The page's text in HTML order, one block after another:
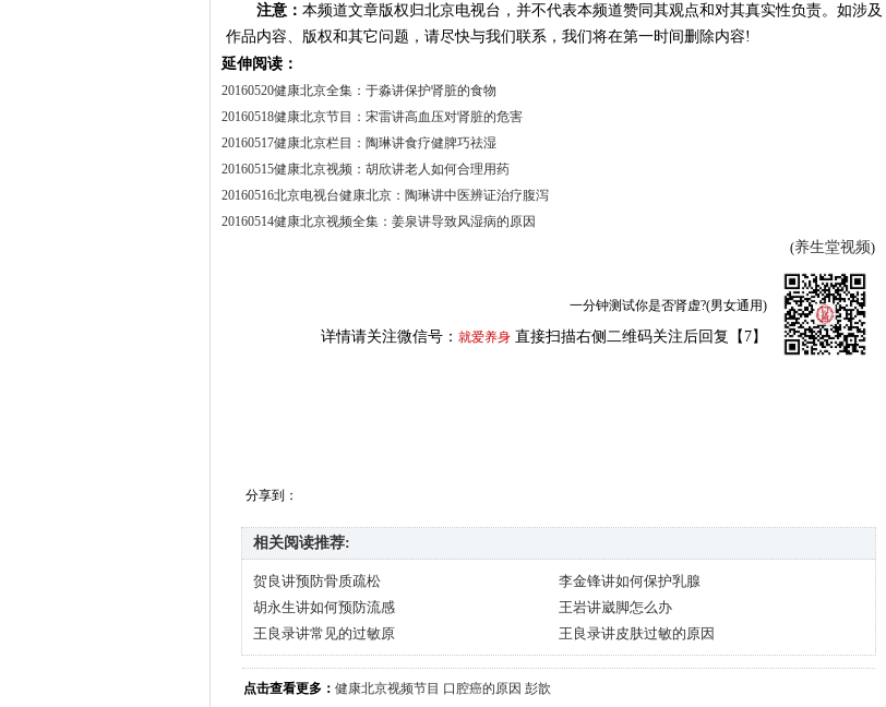
注意： 本频道文章版权归北京电视台，并不代表本频道赞同其观点和对其真实性负责。如涉及
作品内容、版权和其它问题，请尽快与我们联系，我们将在第一时间删除内容!
延伸阅读：
20160520健康北京全集：于淼讲保护肾脏的食物
20160518健康北京节目：宋雷讲高血压对肾脏的危害
20160517健康北京栏目：陶琳讲食疗健脾巧祛湿
20160515健康北京视频：胡欣讲老人如何合理用药
20160516北京电视台健康北京：陶琳讲中医辨证治疗腹泻
20160514健康北京视频全集：姜泉讲导致风湿病的原因
(养生堂视频)
一分钟测试你是否肾虚?(男女通用)
详情请关注微信号： 就爱养身 直接扫描右侧二维码关注后回复【7】
分享到：
相关阅读推荐:
贺良讲预防骨质疏松
李金锋讲如何保护乳腺
胡永生讲如何预防流感
王岩讲崴脚怎么办
王良录讲常见的过敏原
王良录讲皮肤过敏的原因
点击查看更多： 健康北京视频节目 口腔癌的原因 彭歆